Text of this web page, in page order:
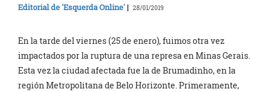
Editorial de 'Esquerda Online' | 28/01/2019
En la tarde del viernes (25 de enero), fuimos otra vez
impactados por la ruptura de una represa en Minas Gerais.
Esta vez la ciudad afectada fue la de Brumadinho, en la
región Metropolitana de Belo Horizonte. Primeramente,